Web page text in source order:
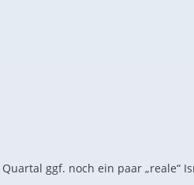
ggf. noch ein paar „reale“